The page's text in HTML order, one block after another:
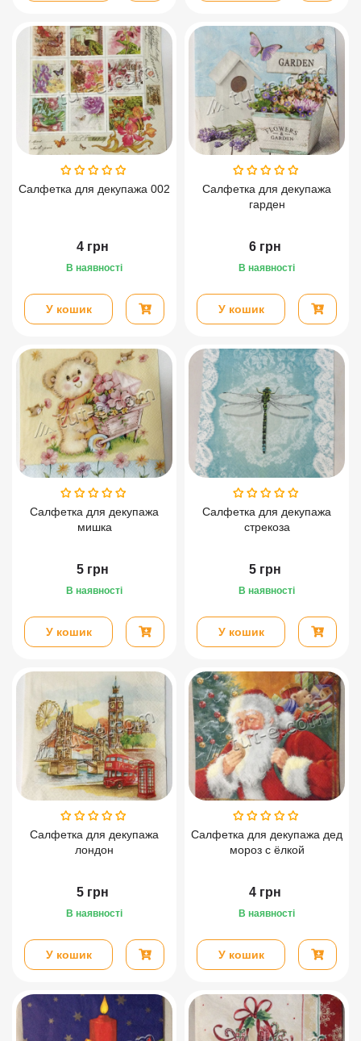
Салфетка для декупажа 002
4 грн
В наявності
У кошик
Салфетка для декупажа
гарден
6 грн
В наявності
У кошик
Салфетка для декупажа
мишка
5 грн
В наявності
У кошик
Салфетка для декупажа
стрекоза
5 грн
В наявності
У кошик
Салфетка для декупажа
лондон
5 грн
В наявності
У кошик
Салфетка для декупажа дед
мороз с ёлкой
4 грн
В наявності
У кошик